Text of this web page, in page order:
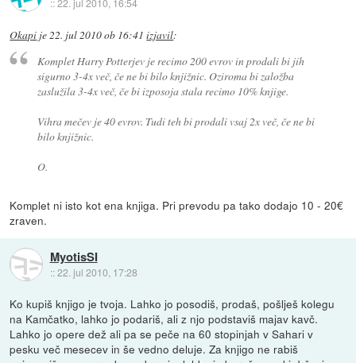
::22. jul 2010, 16:54
Okapi je22. jul 2010 ob 16:41 izjavil:
Komplet Harry Potterjev je recimo 200 evrov in prodali bi jih
sigurno 3-4x več, če ne bi bilo knjižnic. Oziroma bi založba
zaslužila 3-4x več, če bi izposoja stala recimo 10% knjige.
Vihra mečev je 40 evrov. Tudi teh bi prodali vsaj 2x več, če ne bi
bilo knjižnic.
O.
Komplet ni isto kot ena knjiga. Pri prevodu pa tako dodajo 10 - 20€
zraven.
MyotisSI
::22. jul 2010, 17:28
Ko kupiš knjigo je tvoja. Lahko jo posodiš, prodaš, pošlješ kolegu
na Kamčatko, lahko jo podariš, ali z njo podstaviš majav kavč.
Lahko jo opere dež ali pa se peče na 60 stopinjah v Sahari v
pesku več mesecev in še vedno deluje. Za knjigo ne rabiš